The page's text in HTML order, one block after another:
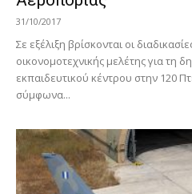
31/10/2017
Σε εξέλιξη βρίσκονται οι
οικονομοτεχνικής μελέτης για τη
εκπαιδευτικού κέντρου στην 120
σύμφωνα...